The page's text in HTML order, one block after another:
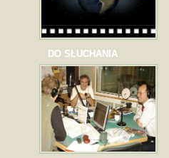
DO SŁUCHANIA